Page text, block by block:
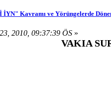
İYN" Kavramı ve Yörüngelerde
2010, 09:37:39 ÖS »
VAKIA
dil